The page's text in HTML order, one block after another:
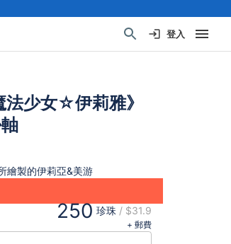
登入
少女☆伊莉雅》
繪製的伊莉亞&美游
250 珍珠 / $31.9
+ 郵費